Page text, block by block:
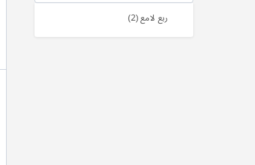
ربع لامع 2منتج